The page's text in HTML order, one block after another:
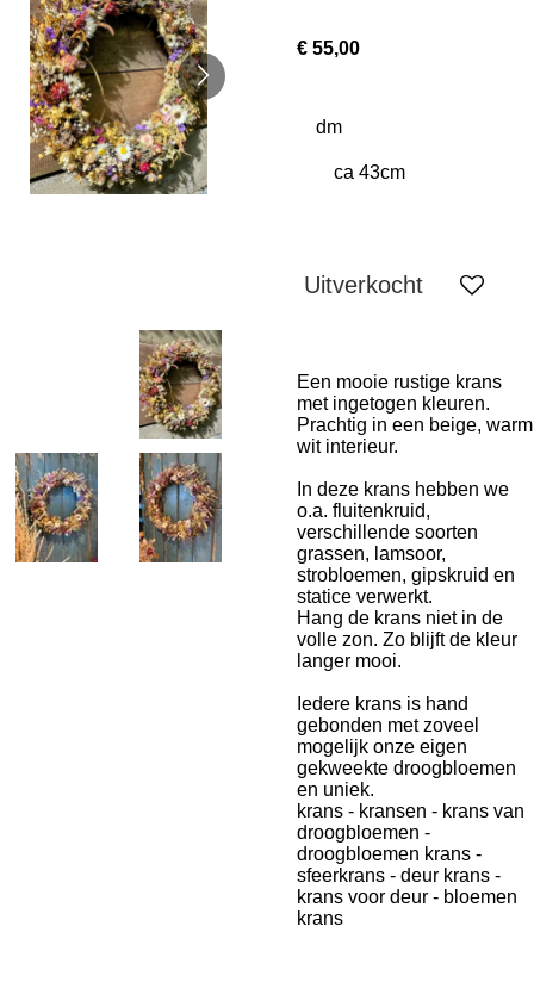
€ 55,00
dm
Uitverkocht
Een mooie rustige krans
met ingetogen kleuren.
Prachtig in een beige, warm
wit interieur.
In deze krans hebben we
o.a. fluitenkruid,
verschillende soorten
grassen, lamsoor,
strobloemen, gipskruid en
statice verwerkt.
Hang de krans niet in de
volle zon. Zo blijft de kleur
langer mooi.
Iedere krans is hand
gebonden met zoveel
mogelijk onze eigen
gekweekte droogbloemen
en uniek.
krans - kransen - krans van
droogbloemen -
droogbloemen krans -
sfeerkrans - deur krans -
krans voor deur - bloemen
krans